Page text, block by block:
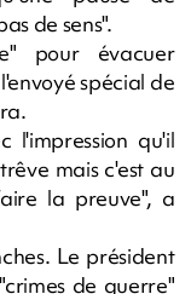
de sens".
pour évacuer
spécial de
l'impression qu'il
mais c'est au
la preuve", a
Le président
de guerre"